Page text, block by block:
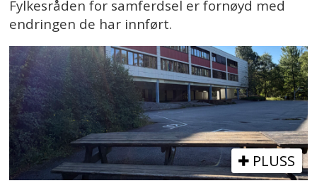
Fylkesråden for samferdsel er fornøyd med
endringen de har innført.
PLUSS